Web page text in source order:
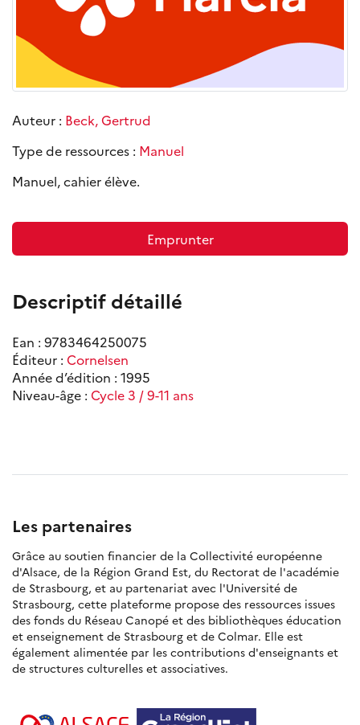
Auteur : Beck, Gertrud
Type de ressources : Manuel
Manuel, cahier élève.
Emprunter
Descriptif détaillé
Ean : 9783464250075
Éditeur : Cornelsen
Année d’édition : 1995
Niveau-âge : Cycle 3 / 9-11 ans
Les partenaires
Grâce au soutien financier de la Collectivité européenne
d'Alsace, de la Région Grand Est, du Rectorat de l'académie
de Strasbourg, et au partenariat avec l'Université de
Strasbourg, cette plateforme propose des ressources issues
des fonds du Réseau Canopé et des bibliothèques éducation
et enseignement de Strasbourg et de Colmar. Elle est
également alimentée par les contributions d'enseignants et
de structures culturelles et associatives.